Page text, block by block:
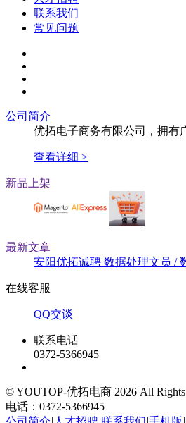
联系我们
常见问题
公司简介
优拓电子商务有限公司，拥有
查看详细 >
新品上架
最新文章
安阳优拓诚聘 数据处理文员 /
在线客服
QQ交谈
联系电话
0372-5366945
© YOUTOP-优拓电商 2026 All Rights
电话：0372-5366945